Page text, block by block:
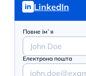
LinkedIn
Повне ім`я
Електрона пошта